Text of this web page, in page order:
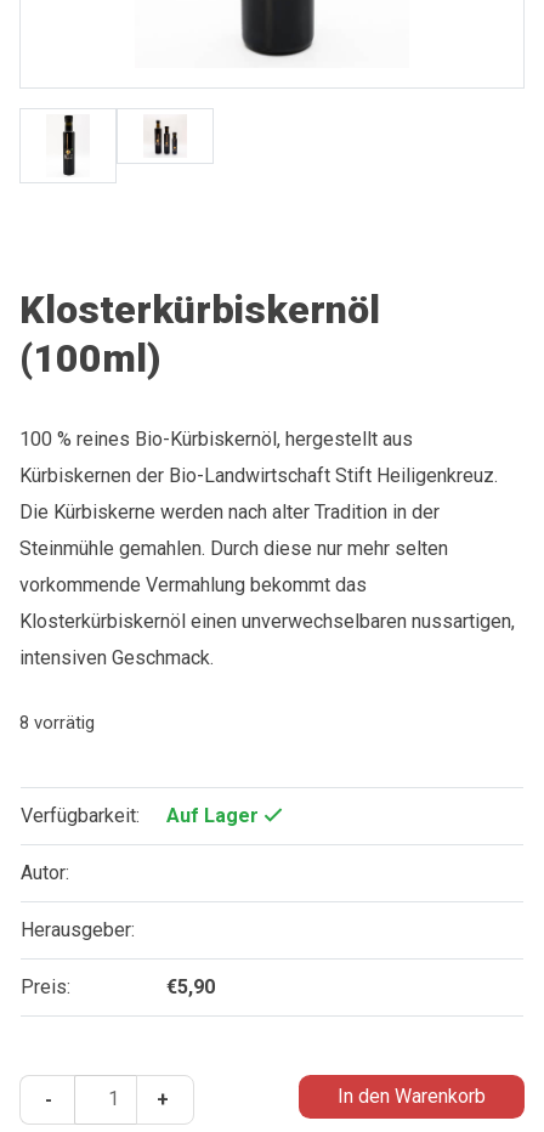
Klosterkürbiskernöl
(100ml)
100 % reines Bio-Kürbiskernöl, hergestellt aus
Kürbiskernen der Bio-Landwirtschaft Stift Heiligenkreuz.
Die Kürbiskerne werden nach alter Tradition in der
Steinmühle gemahlen. Durch diese nur mehr selten
vorkommende Vermahlung bekommt das
Klosterkürbiskernöl einen unverwechselbaren nussartigen,
intensiven Geschmack.
8 vorrätig
Verfügbarkeit: Auf Lager
Autor:
Herausgeber:
Preis: €5,90
-
Klosterkürbiskernöl
+ In den Warenkorb